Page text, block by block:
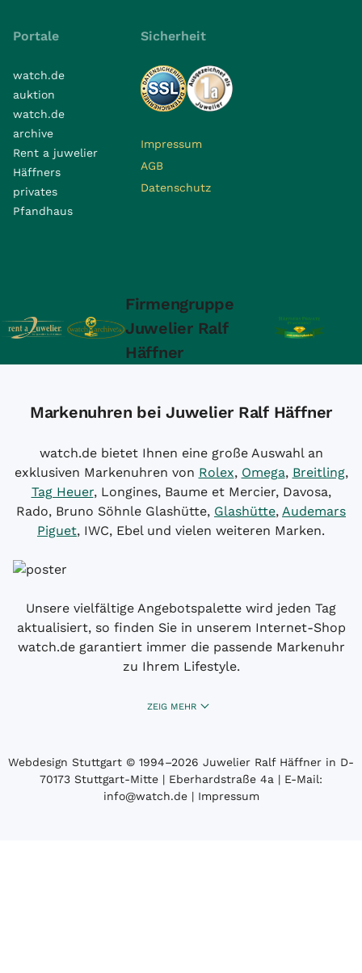
Portale
watch.de
auktion
watch.de
archive
Rent a juwelier
Häffners
privates
Pfandhaus
Sicherheit
Impressum
AGB
Datenschutz
Firmengruppe
Juwelier Ralf
Häffner
Markenuhren bei Juwelier Ralf Häffner
watch.de bietet Ihnen eine große Auswahl an
exklusiven Markenuhren von Rolex, Omega, Breitling,
Tag Heuer, Longines, Baume et Mercier, Davosa,
Rado, Bruno Söhnle Glashütte, Glashütte, Audemars
Piguet, IWC, Ebel und vielen weiteren Marken.
Unsere vielfältige Angebotspalette wird jeden Tag
aktualisiert, so finden Sie in unserem Internet-Shop
watch.de garantiert immer die passende Markenuhr
zu Ihrem Lifestyle.
ZEIG MEHR
Webdesign Stuttgart © 1994­–2026 Juwelier Ralf Häffner in D-
70173 Stuttgart-Mitte | Eberhardstraße 4a | E-Mail:
info@watch.de|Impressum